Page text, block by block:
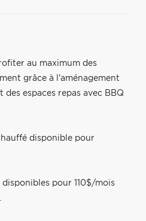
au maximum des
grâce à l'aménagement
espaces repas avec BBQ
disponible pour
pour 110$/mois